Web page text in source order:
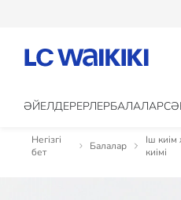
ӘЙЕЛДЕРЕРЛЕРБАЛАЛАР
Негізгі
бет
Балалар
Іш
киімі